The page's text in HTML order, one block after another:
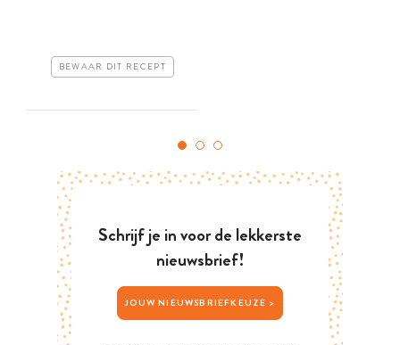
BEWAAR DIT RECEPT
Schrijf je in voor de lekkerste
nieuwsbrief!
JOUW NIEUWSBRIEFKEUZE >